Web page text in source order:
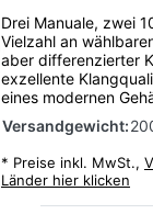
Drei Manuale, zwei
Vielzahl an
aber differenzierter
exzellente
eines modernen
Versandgewicht:
* Preise inkl. MwSt.,
Länder hier klicken